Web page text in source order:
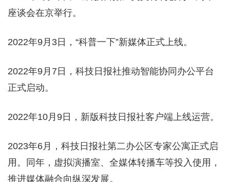
座谈会在京举行。
2022年9月3日，“科普一下”新媒体正式上线。
2022年9月7日，科技日报社推动智能协同办公平台
正式启动。
2022年10月9日，新版科技日报社客户端上线运营。
2023年6月，科技日报社第二办公区专家公寓正式启
用。同年，虚拟演播室、全媒体转播车等投入使用，
推进媒体融合向纵深发展。